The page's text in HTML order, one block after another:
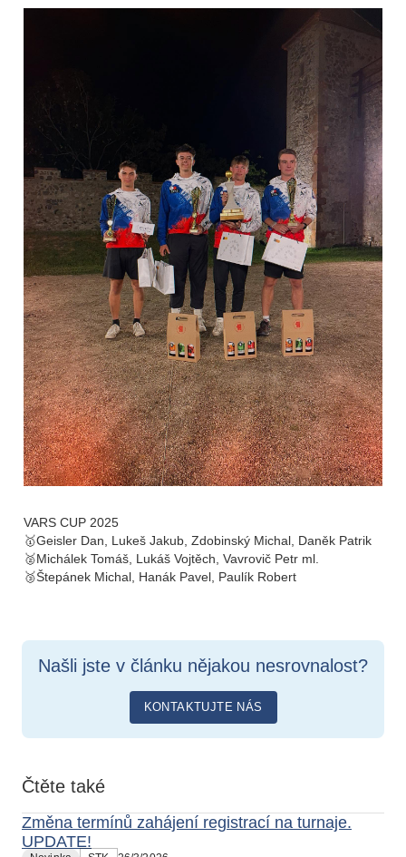
VARS CUP 2025
🥇Geisler Dan, Lukeš Jakub, Zdobinský Michal, Daněk Patrik
🥈Michálek Tomáš, Lukáš Vojtěch, Vavrovič Petr ml.
🥉Štepánek Michal, Hanák Pavel, Paulík Robert
Našli jste v článku nějakou nesrovnalost?
KONTAKTUJTE NÁS
Čtěte také
Změna termínů zahájení registrací na turnaje.
UPDATE!